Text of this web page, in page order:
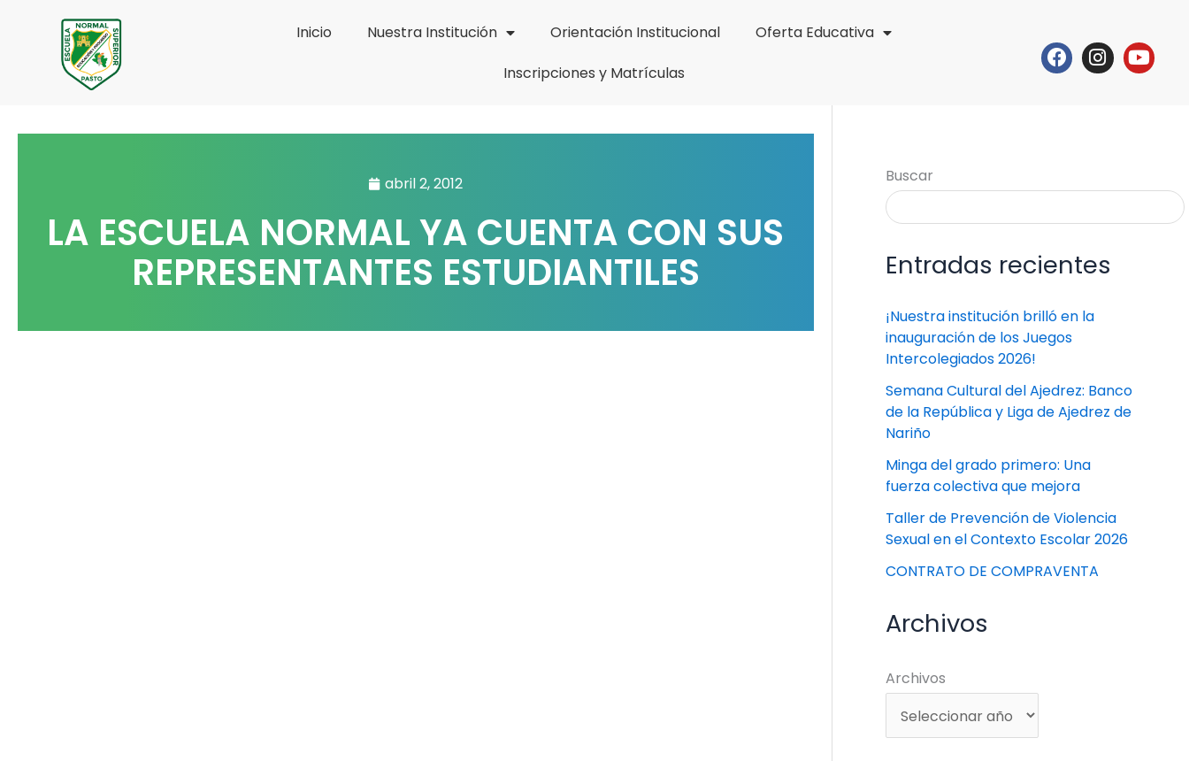
contenido
Inicio Nuestra Institución Orientación Institucional
Oferta Educativa
Inscripciones y Matrículas
Facebook
abril 2, 2012
LA ESCUELA NORMAL YA CUENTA CON SUS
REPRESENTANTES ESTUDIANTILES
Buscar
Entradas recientes
¡Nuestra institución brilló en la
inauguración de los Juegos
Intercolegiados 2026!
Semana Cultural del Ajedrez: Banco
de la República y Liga de Ajedrez de
Nariño
Minga del grado primero: Una
fuerza colectiva que mejora
Taller de Prevención de Violencia
Sexual en el Contexto Escolar 2026
CONTRATO DE COMPRAVENTA
Archivos
Archivos